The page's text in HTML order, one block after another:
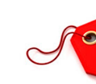
техник одна из
обратный
понятно, то это
делают
Мастер Виктория